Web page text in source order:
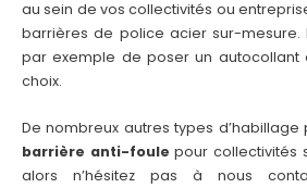
au sein de vos collectivités ou
barrières de police acier sur-mesure.
par exemple de poser un autocollant
choix.
De nombreux autres types
barrière anti-foule pour collectivités
alors n’hésitez pas à nous